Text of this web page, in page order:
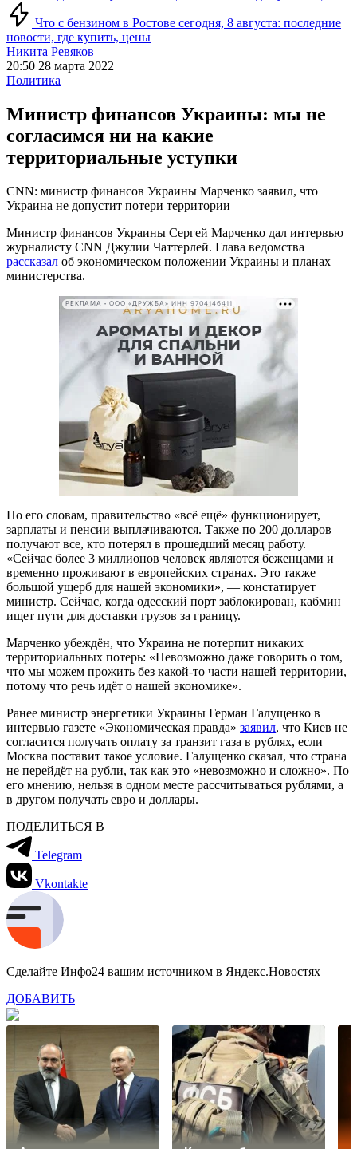
Что с бензином в Ростове сегодня, 8 августа: последние
новости, где купить, цены
Никита Ревяков
20:50 28 марта 2022
Политика
Министр финансов Украины: мы не
согласимся ни на какие
территориальные уступки
CNN: министр финансов Украины Марченко заявил, что
Украина не допустит потери территории
Министр финансов Украины Сергей Марченко дал интервью
журналисту CNN Джулии Чаттерлей. Глава ведомства
рассказал об экономическом положении Украины и планах
министерства.
РЕКЛАМА • ООО «ДРУЖБА» ИНН 9704146411
По его словам, правительство «всё ещё» функционирует,
зарплаты и пенсии выплачиваются. Также по 200 долларов
получают все, кто потерял в прошедший месяц работу.
«Сейчас более 3 миллионов человек являются беженцами и
временно проживают в европейских странах. Это также
большой ущерб для нашей экономики», — констатирует
министр. Сейчас, когда одесский порт заблокирован, кабмин
ищет пути для доставки грузов за границу.
Марченко убеждён, что Украина не потерпит никаких
территориальных потерь: «Невозможно даже говорить о том,
что мы можем прожить без какой-то части нашей территории,
потому что речь идёт о нашей экономике».
Ранее министр энергетики Украины Герман Галущенко в
интервью газете «Экономическая правда» заявил, что Киев не
согласится получать оплату за транзит газа в рублях, если
Москва поставит такое условие. Галущенко сказал, что страна
не перейдёт на рубли, так как это «невозможно и сложно». По
его мнению, нельзя в одном месте рассчитываться рублями, а
в другом получать евро и доллары.
ПОДЕЛИТЬСЯ В
Telegram
Vkontakte
Сделайте Инфо24 вашим источником в Яндекс.Новостях
ДОБАВИТЬ